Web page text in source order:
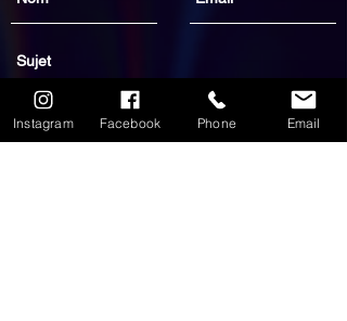
Instagram Facebook Phone Email